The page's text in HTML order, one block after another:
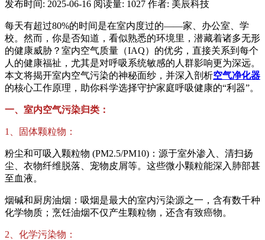
发布时间: 2025-06-16 阅读量: 1027 作者: 美辰科技
每天有超过80%的时间是在室内度过的——家、办公室、学
校。然而，你是否知道，看似熟悉的环境里，潜藏着诸多无形
的健康威胁？室内空气质量（IAQ）的优劣，直接关系到每个
人的健康福祉，尤其是对呼吸系统敏感的人群影响更为深远。
本文将揭开室内空气污染的神秘面纱，并深入剖析空气净化器
的核心工作原理，助你科学选择守护家庭呼吸健康的“利器”。
一、室内空气污染归类：
1、固体颗粒物：
粉尘和可吸入颗粒物 (PM2.5/PM10)：源于室外渗入、清扫扬
尘、衣物纤维脱落、宠物皮屑等。这些微小颗粒能深入肺部甚
至血液。
烟碱和厨房油烟：吸烟是最大的室内污染源之一，含有数千种
化学物质；烹饪油烟不仅产生颗粒物，还含有致癌物。
2、化学污染物：